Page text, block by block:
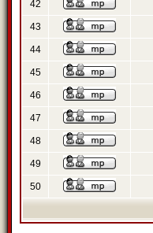
42
43
44
45
46
47
48
49
50